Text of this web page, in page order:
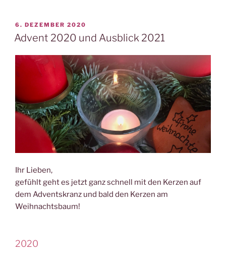
VERÖFFENTLICHT
AM
6. DEZEMBER 2020
Advent 2020 und Ausblick 2021
Ihr Lieben,
gefühlt geht es jetzt ganz schnell mit den Kerzen auf
dem Adventskranz und bald den Kerzen am
Weihnachtsbaum!
2020